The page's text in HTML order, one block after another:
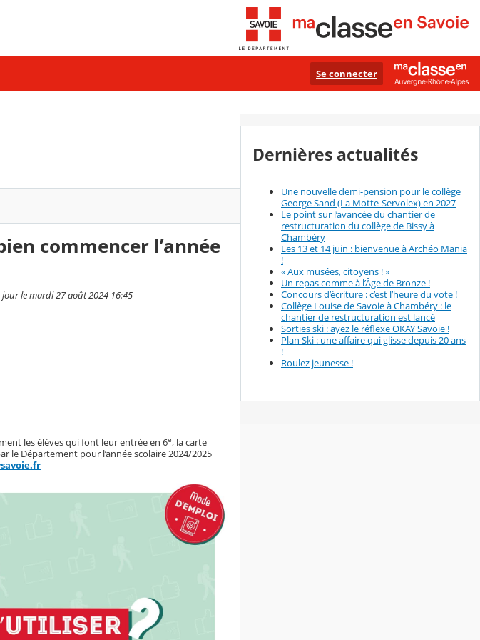
Se connecter
commencer l’année
jour le mardi 27 août 2024 16:45
les élèves qui font leur entrée en 6e, la carte
le Département pour l’année scolaire 2024/2025
Dernières actualités
Une nouvelle demi-pension pour le collège
George Sand (La Motte-Servolex) en 2027
Le point sur l’avancée du chantier de
restructuration du collège de Bissy à
Chambéry
Les 13 et 14 juin : bienvenue à Archéo Mania
!
« Aux musées, citoyens ! »
Un repas comme à l’Âge de Bronze !
Concours d’écriture : c’est l’heure du vote !
Collège Louise de Savoie à Chambéry : le
chantier de restructuration est lancé
Sorties ski : ayez le réflexe OKAY Savoie !
Plan Ski : une affaire qui glisse depuis 20 ans
!
Roulez jeunesse !